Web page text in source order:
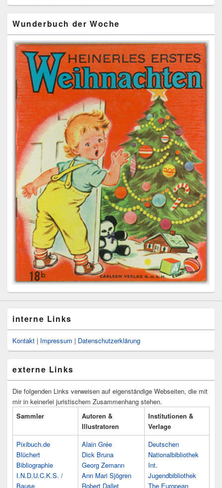
Wunderbuch der Woche
interne Links
Kontakt | Impressum | Datenschutzerklärung
externe Links
Die folgenden Links verweisen auf eigenständige Webseiten, die mit
mir in keinerlei juristischem Zusammenhang stehen.
Sammler
Autoren &
Illustratoren
Institutionen &
Verlage
Pixibuch.de
Blüchert
Bibliographie
I.N.D.U.C.K.S. /
Bause
Alain Grée
Dick Bruna
Georg Zemann
Ann Mari Sjögren
Robert Dallet
Deutschen
Nationalbibliothek
Int.
Jugendbibliothek
The European